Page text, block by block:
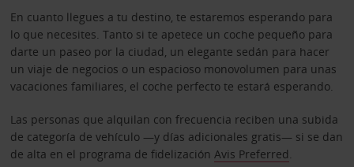
En cuanto llegues a tu destino, te estaremos esperando para
lo que necesites. Tanto si te apetece un coche pequeño para
darte un paseo por la ciudad, un elegante sedán para hacer
un viaje de negocios o un espacioso monovolumen para unas
vacaciones familiares, el coche perfecto te estará esperando.
Las personas que alquilan con frecuencia reciben una subida
de categoría de vehículo —y días adicionales gratis— si se dan
de alta en el programa de fidelización Avis Preferred.